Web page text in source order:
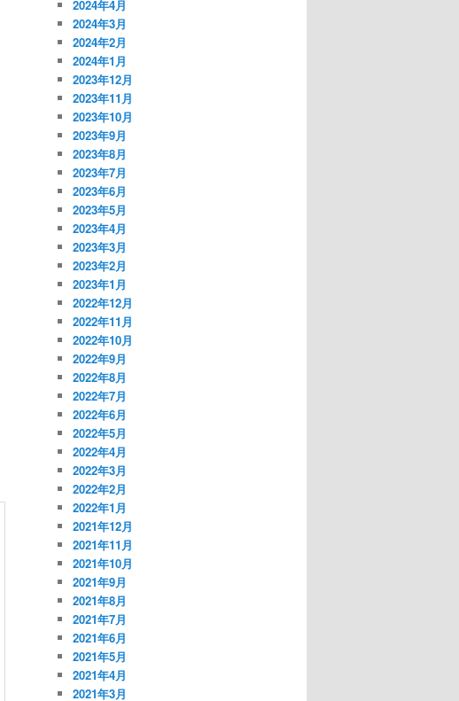
2024年4月
2024年3月
2024年2月
2024年1月
2023年12月
2023年11月
2023年10月
2023年9月
2023年8月
2023年7月
2023年6月
2023年5月
2023年4月
2023年3月
2023年2月
2023年1月
2022年12月
2022年11月
2022年10月
2022年9月
2022年8月
2022年7月
2022年6月
2022年5月
2022年4月
2022年3月
2022年2月
2022年1月
2021年12月
2021年11月
2021年10月
2021年9月
2021年8月
2021年7月
2021年6月
2021年5月
2021年4月
2021年3月